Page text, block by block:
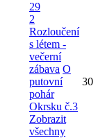
29
2
Rozloučení
s létem -
večerní
zábava O
putovní
pohár
Okrsku č.3
Zobrazit
všechny
30